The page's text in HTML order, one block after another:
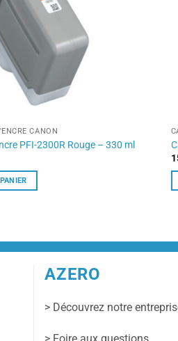
CANON
PFI-2300R Rouge – 330 ml
AZERO
> Découvrez notre